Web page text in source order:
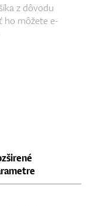
z dôvodu
ho môžete e-